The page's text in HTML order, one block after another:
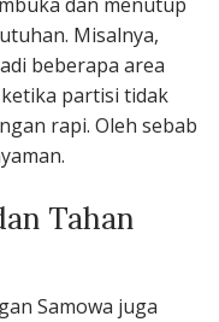
Misalnya,
beberapa area
partisi tidak
rapi. Oleh sebab
Tahan
Samowa juga